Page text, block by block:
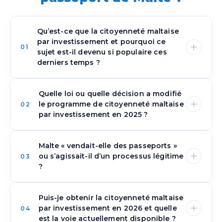
01
Qu’est-ce que la citoyenneté maltaise
par investissement et pourquoi ce
sujet est-il devenu si populaire ces
derniers temps ?
La citoyenneté maltaise par investissement
désigne l’initiative de Malte permettant aux
investisseurs d’obtenir la citoyenneté en
contrepartie d’une contribution économique
significative. Elle a attiré l’attention mondiale
comme l’un des rares programmes directs de
« passeport doré » au sein de l’Union
des années, elle est devenue un sujet majeur
en raison de ses normes strictes de due
02
Quelle loi ou quelle décision a modifié
le programme de citoyenneté maltaise
par investissement en 2025 ?
En 2025, un tournant majeur est venu à la fois
de la Cour de justice de l’Union européenne et
des propres réformes juridiques de Malte. En
avril 2025, la CJUE a jugé que le dispositif
maltais de « passeport doré » n’était pas
compatible avec les principes de l’UE,
notamment parce qu’il n’exigeait pas de liens
03
Malte « vendait-elle des passeports »
ou s’agissait-il d’un processus légitime
?
Le programme de citoyenneté maltaise par
investissement constituait un processus légal
04
Puis-je obtenir la citoyenneté maltaise
par investissement en 2026 et quelle
est la voie actuellement disponible ?